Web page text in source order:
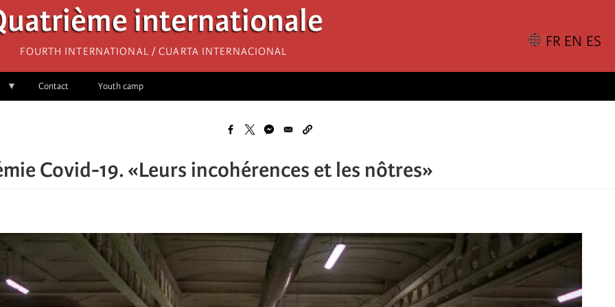
internationale
Fourth International / Cuarta Internacional
Contact Youth camp
Covid-19. «Leurs incohérences et les nôtres»